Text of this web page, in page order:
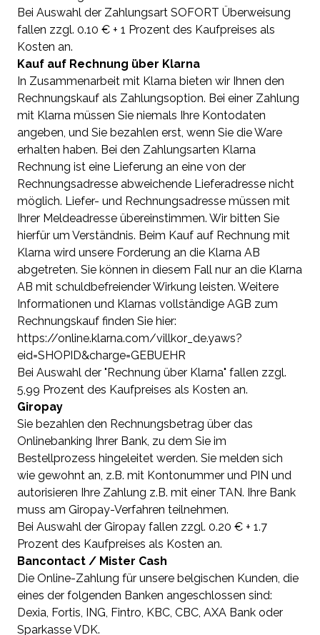
Bei Auswahl der Zahlungsart SOFORT Überweisung
fallen zzgl. 0.10 € + 1 Prozent des Kaufpreises als
Kosten an.
Kauf auf Rechnung über Klarna
In Zusammenarbeit mit Klarna bieten wir Ihnen den
Rechnungskauf als Zahlungsoption. Bei einer Zahlung
mit Klarna müssen Sie niemals Ihre Kontodaten
angeben, und Sie bezahlen erst, wenn Sie die Ware
erhalten haben. Bei den Zahlungsarten Klarna
Rechnung ist eine Lieferung an eine von der
Rechnungsadresse abweichende Lieferadresse nicht
möglich. Liefer- und Rechnungsadresse müssen mit
Ihrer Meldeadresse übereinstimmen. Wir bitten Sie
hierfür um Verständnis. Beim Kauf auf Rechnung mit
Klarna wird unsere Forderung an die Klarna AB
abgetreten. Sie können in diesem Fall nur an die Klarna
AB mit schuldbefreiender Wirkung leisten. Weitere
Informationen und Klarnas vollständige AGB zum
Rechnungskauf finden Sie hier:
https://online.klarna.com/villkor_de.yaws?
eid=SHOPID&charge=GEBUEHR
Bei Auswahl der "Rechnung über Klarna" fallen zzgl.
5,99 Prozent des Kaufpreises als Kosten an.
Giropay
Sie bezahlen den Rechnungsbetrag über das
Onlinebanking Ihrer Bank, zu dem Sie im
Bestellprozess hingeleitet werden. Sie melden sich
wie gewohnt an, z.B. mit Kontonummer und PIN und
autorisieren Ihre Zahlung z.B. mit einer TAN. Ihre Bank
muss am Giropay-Verfahren teilnehmen.
Bei Auswahl der Giropay fallen zzgl. 0.20 € + 1.7
Prozent des Kaufpreises als Kosten an.
Bancontact / Mister Cash
Die Online-Zahlung für unsere belgischen Kunden, die
eines der folgenden Banken angeschlossen sind:
Dexia, Fortis, ING, Fintro, KBC, CBC, AXA Bank oder
Sparkasse VDK.